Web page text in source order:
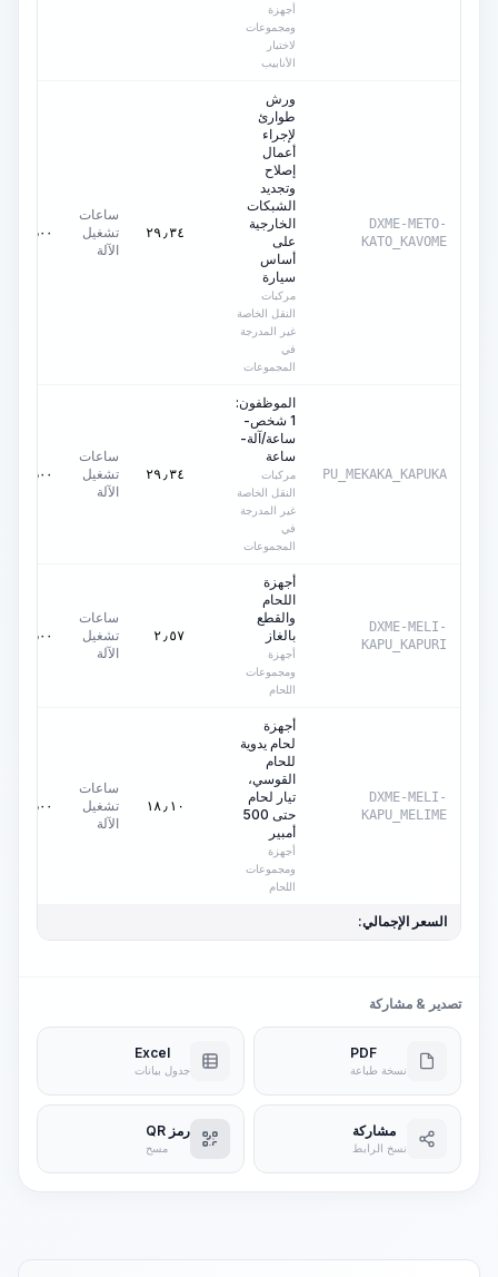
أجهزة
ومجموعات
لاختبار
الأنابيب
DXME-METO-
KATO_KAVOME
ورش
طوارئ
لإجراء
أعمال
إصلاح
وتجديد
الشبكات
الخارجية
على
أساس
سيارة
مركبات
النقل الخاصة
غير المدرجة
في
المجموعات
٢٩٫٣٤
ساعات
تشغيل
الآلة
٠٫٠٠
PU_MEKAKA_KAPUKA
الموظفون:
1 شخص-
ساعة/آلة-
ساعة
مركبات
النقل الخاصة
غير المدرجة
في
المجموعات
٢٩٫٣٤
ساعات
تشغيل
الآلة
٠٫٠٠
DXME-MELI-
KAPU_KAPURI
أجهزة
اللحام
والقطع
بالغاز
أجهزة
ومجموعات
اللحام
٢٫٥٧
ساعات
تشغيل
الآلة
٠٫٠٠
DXME-MELI-
KAPU_MELIME
أجهزة
لحام يدوية
للحام
القوسي،
تيار لحام
حتى 500
أمبير
أجهزة
ومجموعات
اللحام
١٨٫١٠
ساعات
تشغيل
الآلة
٠٫٠٠
السعر الإجمالي:
تصدير & مشاركة
PDF
نسخة طباعة
Excel
جدول بيانات
مشاركة
نسخ الرابط
رمز QR
مسح